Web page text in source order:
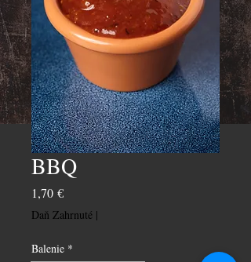
BBQ
1,70 €Price
Daň Zahrnuté |
Balenie *